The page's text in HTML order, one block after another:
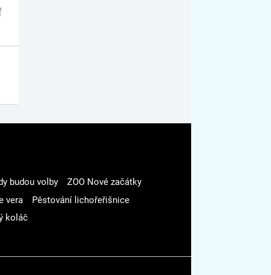
budou volby
ZOO Nové začátky
vera
Pěstování lichořeřišnice
koláč